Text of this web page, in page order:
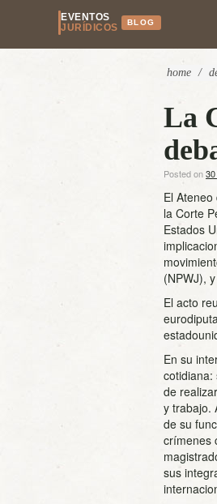
EVENTOS
JURÍDICOS
BLOG
home /
La
Posted on
El
la Corte
Estados
(NPWJ),
El acto
En su
cotidiana:
de
y trabajo.
de su
crímenes
sus